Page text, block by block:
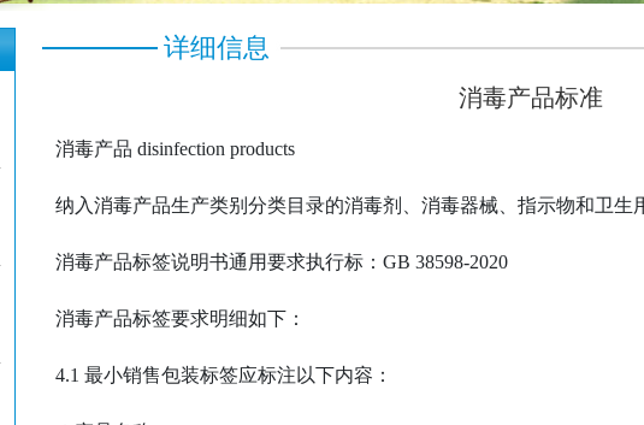
详细信息
消毒产品标准
消毒产品 disinfection products
纳入消毒产品生产类别分类目录的消毒剂、消毒器械、指示物和卫生
消毒产品标签说明书通用要求执行标：GB 38598-2020
消毒产品标签要求明细如下：
4.1 最小销售包装标签应标注以下内容：